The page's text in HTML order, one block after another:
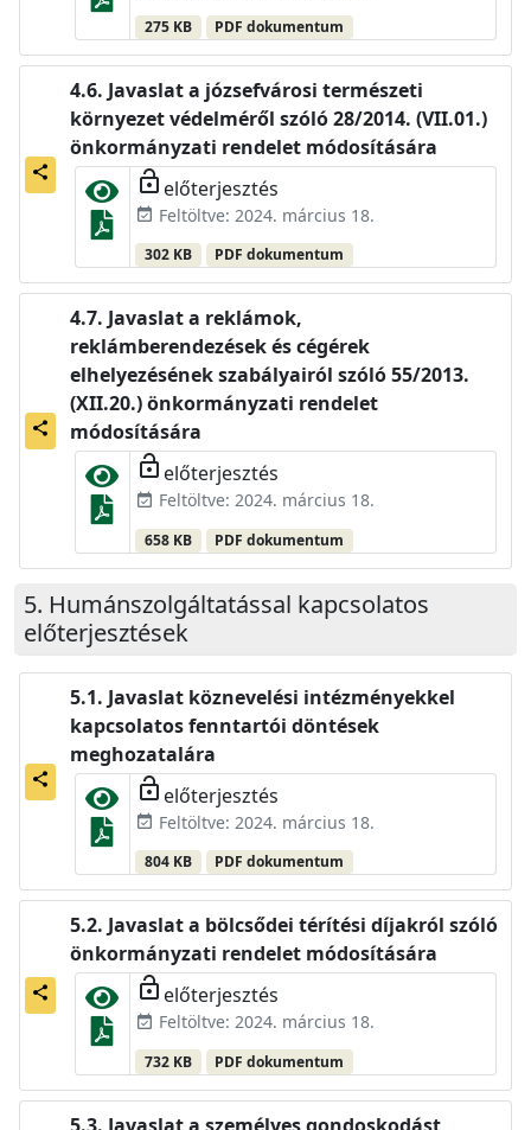
275 KB PDF dokumentum
share
Javaslat a józsefvárosi természeti
környezet védelméről szóló 28/2014. (VII.01.)
önkormányzati rendelet módosítására
lock_open előterjesztés
event_available Feltöltve: 2024. március 18.
302 KB PDF dokumentum
share
Javaslat a reklámok,
reklámberendezések és cégérek
elhelyezésének szabályairól szóló 55/2013.
(XII.20.) önkormányzati rendelet
módosítására
lock_open előterjesztés
event_available Feltöltve: 2024. március 18.
658 KB PDF dokumentum
Humánszolgáltatással kapcsolatos
előterjesztések
share
Javaslat köznevelési intézményekkel
kapcsolatos fenntartói döntések
meghozatalára
lock_open előterjesztés
event_available Feltöltve: 2024. március 18.
804 KB PDF dokumentum
share
Javaslat a bölcsődei térítési díjakról szóló
önkormányzati rendelet módosítására
lock_open előterjesztés
event_available Feltöltve: 2024. március 18.
732 KB PDF dokumentum